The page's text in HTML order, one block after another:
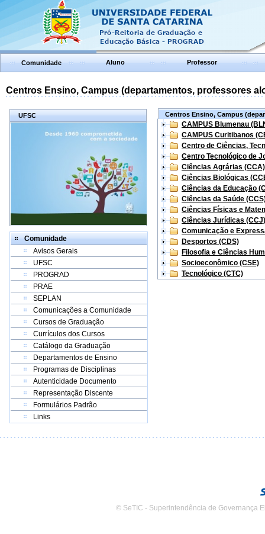
Comunidade Aluno Professor
Centros Ensino, Campus (departamentos, professores
UFSC
Comunidade
Avisos Gerais
UFSC
PROGRAD
PRAE
SEPLAN
Comunicações a Comunidade
Cursos de Graduação
Currículos dos Cursos
Catálogo da Graduação
Departamentos de Ensino
Programas de Disciplinas
Autenticidade Documento
Representação Discente
Formulários Padrão
Links
Centros Ensino, Campus
CAMPUS Blumenau
CAMPUS Curitibanos
Centro de Ciências,
Centro Tecnológico de
Ciências Agrárias (CCA)
Ciências Biológicas
Ciências da Educação
Ciências da Saúde
Ciências Físicas e
Ciências Jurídicas (CCJ)
Comunicação e
Desportos (CDS)
Filosofia e Ciências
Socioeconômico (CSE)
Tecnológico (CTC)
© SeTIC - Superintendência de Governança